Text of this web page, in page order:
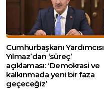
Cumhurbaşkanı Yardımcısı
Yılmaz’dan ‘süreç’
açıklaması: ‘Demokrasi ve
kalkınmada yeni bir faza
geçeceğiz’